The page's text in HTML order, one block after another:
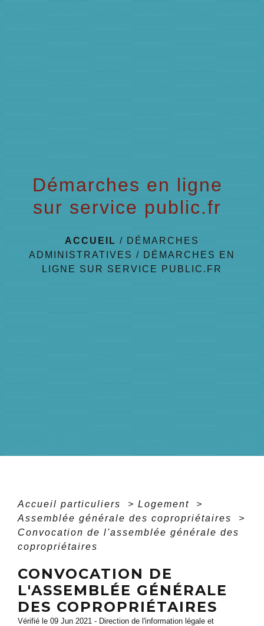
Démarches en ligne
sur service public.fr
ACCUEIL / DÉMARCHES
ADMINISTRATIVES / DÉMARCHES EN
LIGNE SUR SERVICE PUBLIC.FR
Accueil particuliers > Logement
>
Assemblée générale des copropriétaires
>
Convocation de l'assemblée générale des
copropriétaires
CONVOCATION DE
L'ASSEMBLÉE GÉNÉRALE
DES COPROPRIÉTAIRES
Vérifié le 09 Jun 2021 - Direction de l'information légale et